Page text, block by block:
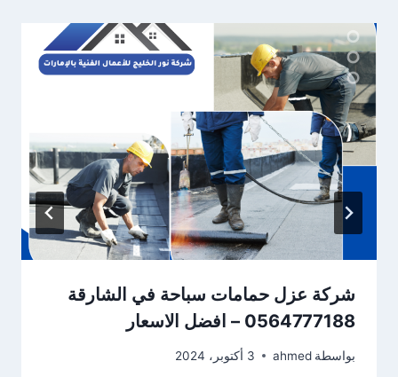
شركة عزل حمامات سباحة في الشارقة
0564777188 – افضل الاسعار
بواسطة ahmed 3 أكتوبر، 2024